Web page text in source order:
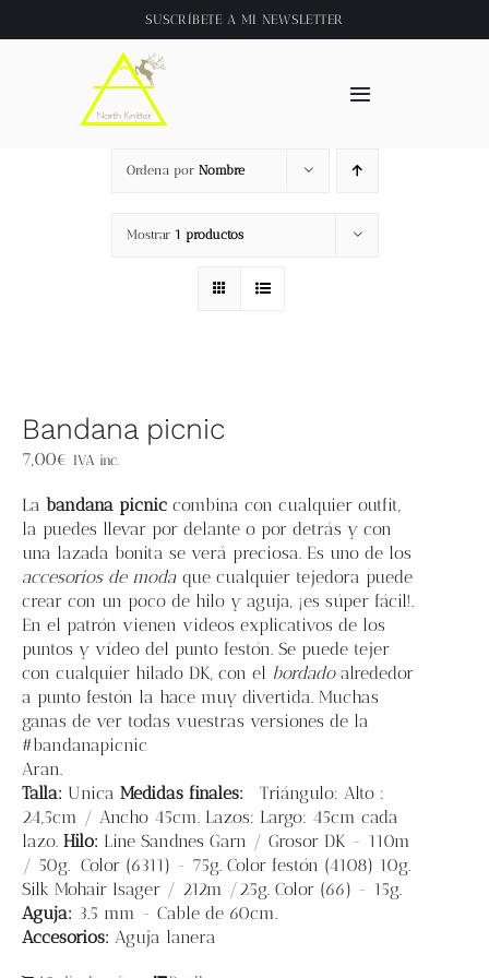
al
SUSCRÍBETE A MI NEWSLETTER
Toggle
Inicio
About
Tienda
Videos
Contacto
Newsletter
Carrito
Ordena por Nombre
Mostrar 1 productos
Bandana picnic
7,00€ IVA inc.
La bandana picnic combina con cualquier outfit,
la puedes llevar por delante o por detrás y con
una lazada bonita se verá preciosa. Es uno de los
accesorios de moda que cualquier tejedora puede
crear con un poco de hilo y aguja, ¡es súper fácil!.
En el patrón vienen videos explicativos de los
puntos y vídeo del punto festón. Se puede tejer
con cualquier hilado DK, con el bordadoalrededor
a punto festón la hace muy divertida. Muchas
ganas de ver todas vuestras versiones de la
#bandanapicnic
Aran.
Talla: Unica Medidas finales: Triángulo: Alto :
24,5cm / Ancho 45cm. Lazos: Largo: 45cm cada
lazo. Hilo: Line Sandnes Garn / Grosor DK - 110m
/ 50g. Color (6311) - 75g. Color festón (4108) 10g.
Silk Mohair Isager / 212m /25g. Color (66) - 15g.
Aguja: 3.5 mm - Cable de 60cm.
Accesorios: Aguja lanera